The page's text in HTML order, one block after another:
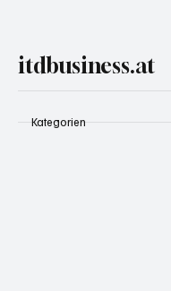
itdbusiness.at
Kategorien